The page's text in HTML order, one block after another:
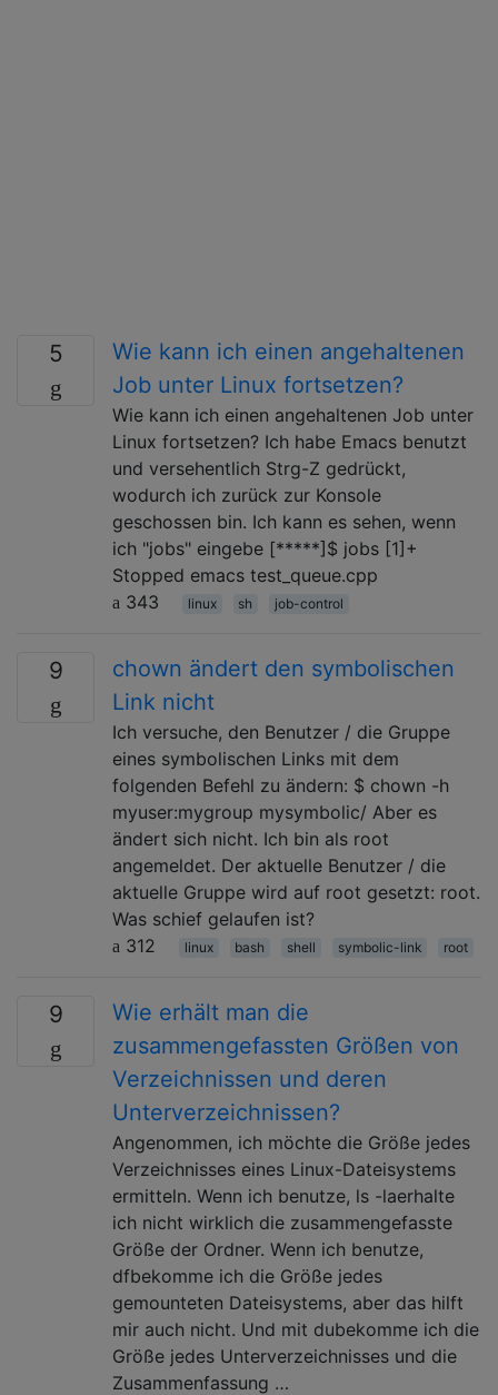
5
Wie kann ich einen angehaltenen
Job unter Linux fortsetzen?
Wie kann ich einen angehaltenen Job unter
Linux fortsetzen? Ich habe Emacs benutzt
und versehentlich Strg-Z gedrückt,
wodurch ich zurück zur Konsole
geschossen bin. Ich kann es sehen, wenn
ich "jobs" eingebe [*****]$ jobs [1]+
Stopped emacs test_queue.cpp
343
linux sh job-control
9
chown ändert den symbolischen
Link nicht
Ich versuche, den Benutzer / die Gruppe
eines symbolischen Links mit dem
folgenden Befehl zu ändern: $ chown -h
myuser:mygroup mysymbolic/ Aber es
ändert sich nicht. Ich bin als root
angemeldet. Der aktuelle Benutzer / die
aktuelle Gruppe wird auf root gesetzt: root.
Was schief gelaufen ist?
312
linux bash shell symbolic-link root
9
Wie erhält man die
zusammengefassten Größen von
Verzeichnissen und deren
Unterverzeichnissen?
Angenommen, ich möchte die Größe jedes
Verzeichnisses eines Linux-Dateisystems
ermitteln. Wenn ich benutze, ls -laerhalte
ich nicht wirklich die zusammengefasste
Größe der Ordner. Wenn ich benutze,
dfbekomme ich die Größe jedes
gemounteten Dateisystems, aber das hilft
mir auch nicht. Und mit dubekomme ich die
Größe jedes Unterverzeichnisses und die
Zusammenfassung …